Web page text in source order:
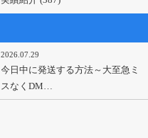
2026.07.29
今日中に発送する方法～大至急ミ
スなくDM…